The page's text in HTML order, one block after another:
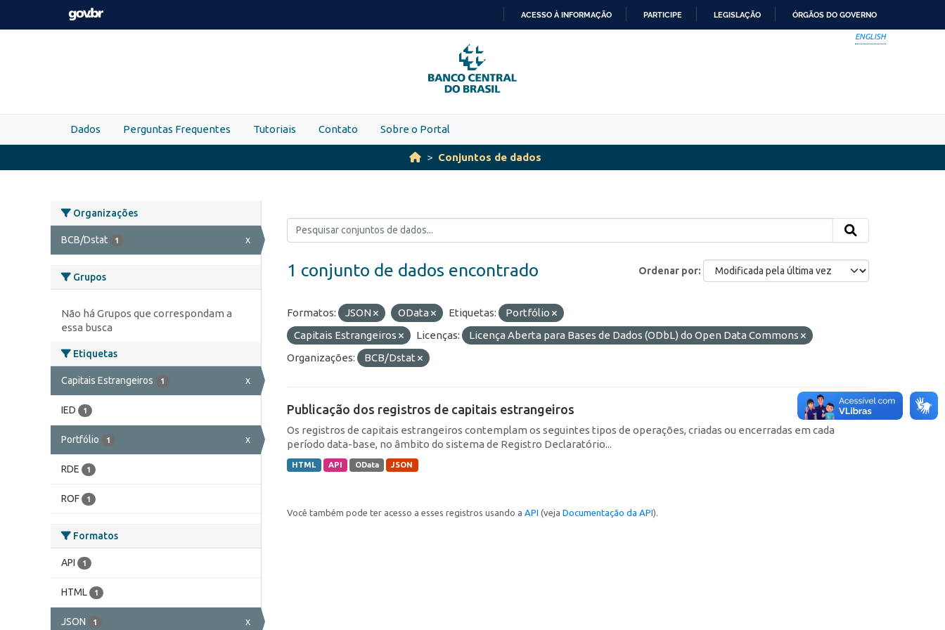
Skip to main content
PARA
O
CONTEÚDO
ACESSO À INFORMAÇÃO PARTICIPE LEGISLAÇÃO ÓRGÃOS DO GOVERNO
ENGLISH
Dados Perguntas Frequentes Tutoriais Contato Sobre o Portal
Conjuntos de dados
Organizações
BCB/Dstat 1 x
Grupos
Não há Grupos que correspondam a
essa busca
Etiquetas
Capitais Estrangeiros 1 x
IED 1
Portfólio 1 x
RDE 1
ROF 1
Formatos
API 1
HTML 1
JSON 1 x
Ordenar por
1 conjunto de dados encontrado
Formatos: JSON OData Etiquetas:
Portfólio
Capitais Estrangeiros
Licenças:
Licença Aberta para Bases de Dados (ODbL) do Open Data Commons
Organizações:
BCB/Dstat
Publicação dos registros de capitais estrangeiros
Os registros de capitais estrangeiros contemplam os seguintes tipos de operações, criadas ou encerradas em cada
período data-base, no âmbito do sistema de Registro Declaratório...
HTML API OData JSON
Você também pode ter acesso a esses registros usando a API (veja Documentação da API).